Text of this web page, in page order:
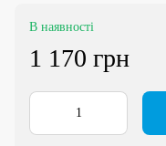
В наявності
1 170 грн